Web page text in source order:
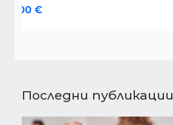
69,000 €
Последни публикации